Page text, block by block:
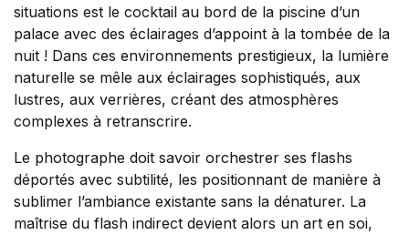
situations est le cocktail au bord de la piscine d’un
palace avec des éclairages d’appoint à la tombée de la
nuit ! Dans ces environnements prestigieux, la lumière
naturelle se mêle aux éclairages sophistiqués, aux
lustres, aux verrières, créant des atmosphères
complexes à retranscrire.
Le photographe doit savoir orchestrer ses flashs
déportés avec subtilité, les positionnant de manière à
sublimer l’ambiance existante sans la dénaturer. La
maîtrise du flash indirect devient alors un art en soi,